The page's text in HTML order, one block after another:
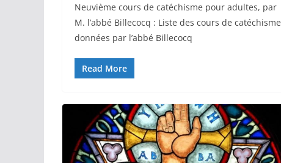
Neuvième cours de catéchisme pour adultes, par
M. l’abbé Billecocq : Liste des cours de catéchisme
données par l’abbé Billecocq
Read More